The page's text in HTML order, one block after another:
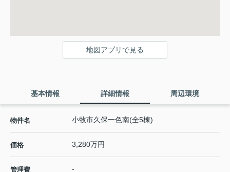
地図アプリで見る
基本情報 詳細情報 周辺環境
物件名 小牧市久保一色南(全5棟)
価格 3,280万円
管理費 -